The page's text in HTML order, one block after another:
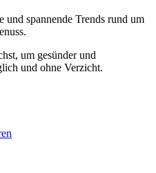
und spannende Trends rund um
um gesünder und
und ohne Verzicht.